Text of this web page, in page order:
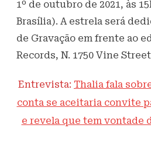
1º de outubro de 2021, às
Brasília). A estrela será
de Gravação em frente ao
Records, N. 1750 Vine
Entrevista: Thalia fala
conta se aceitaria convite
e revela que tem vontade